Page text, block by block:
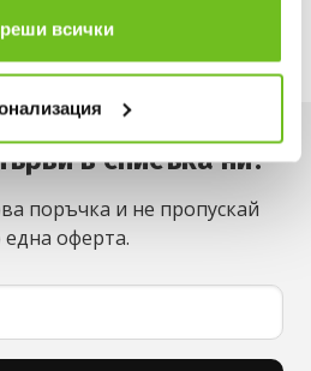
всички
в списъка ни?
поръчка и не пропускай
една оферта.